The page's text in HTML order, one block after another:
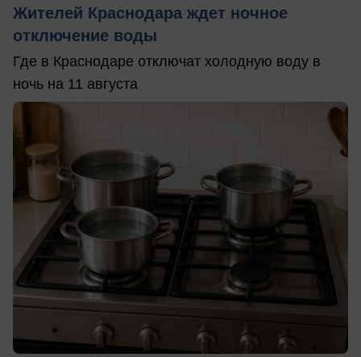
Жителей Краснодара ждет ночное
отключение воды
Где в Краснодаре отключат холодную воду в
ночь на 11 августа